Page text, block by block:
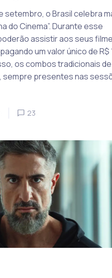
setembro, o Brasil celebra
do Cinema”. Durante esse
assistir aos seus
um valor único de R$
os combos tradicionais de
presentes nas
23